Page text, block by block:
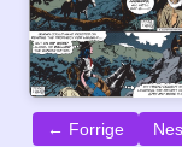
← Forrige